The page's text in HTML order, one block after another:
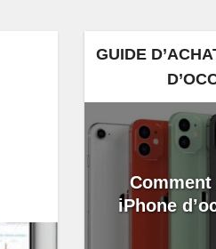
GUIDE
iPhone